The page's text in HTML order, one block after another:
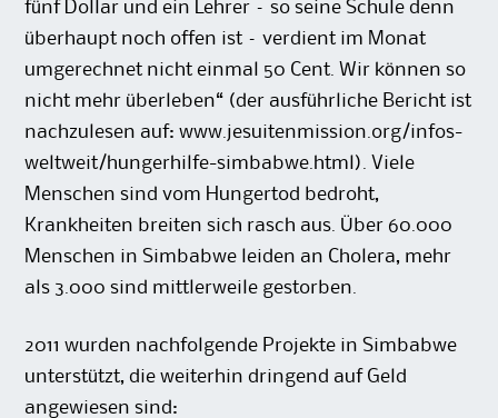
fünf Dollar und ein Lehrer – so seine Schule denn
überhaupt noch offen ist – verdient im Monat
umgerechnet nicht einmal 50 Cent. Wir können so
nicht mehr überleben“ (der ausführliche Bericht ist
nachzulesen auf: www.jesuitenmission.org/infos-
weltweit/hungerhilfe-simbabwe.html). Viele
Menschen sind vom Hungertod bedroht,
Krankheiten breiten sich rasch aus. Über 60.000
Menschen in Simbabwe leiden an Cholera, mehr
als 3.000 sind mittlerweile gestorben.
2011 wurden nachfolgende Projekte in Simbabwe
unterstützt, die weiterhin dringend auf Geld
angewiesen sind: